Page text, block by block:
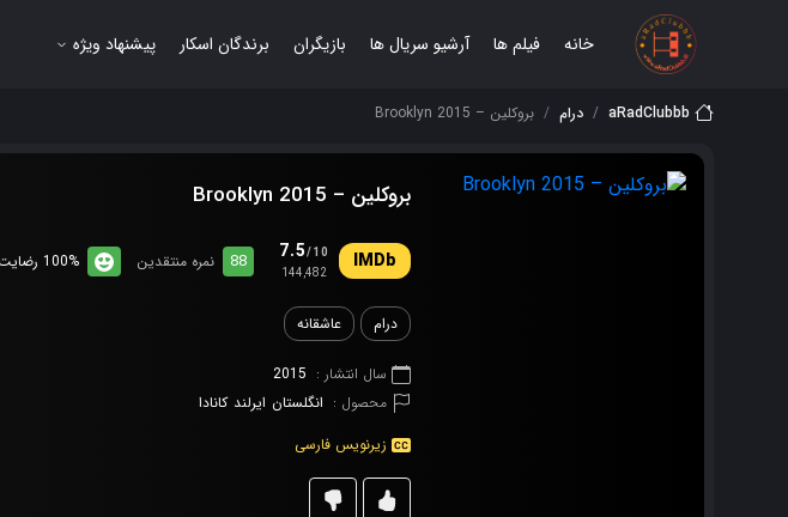
خانه فیلم ها آرشیو سریال ها بازیگران برندگان اسکار پیشنهاد ویژه
aRadClubbb درام بروکلین – Brooklyn 2015
بروکلین – Brooklyn 2015
7.5/10
144,482
88 نمره منتقدین 100% رضایت کاربران (2رای)
درام عاشقانه
سال انتشار : 2015
محصول : انگلستان ایرلند کانادا
زیرنویس فارسی